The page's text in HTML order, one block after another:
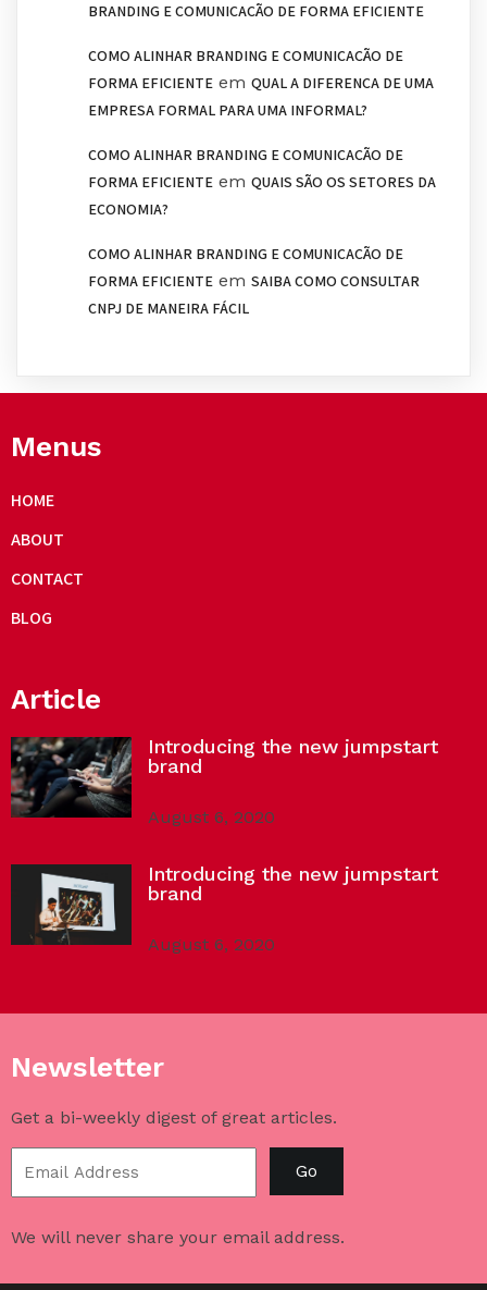
BRANDING E COMUNICAÇÃO DE FORMA EFICIENTE
COMO ALINHAR BRANDING E COMUNICAÇÃO DE
FORMA EFICIENTE em QUAL A DIFERENÇA DE UMA
EMPRESA FORMAL PARA UMA INFORMAL?
COMO ALINHAR BRANDING E COMUNICAÇÃO DE
FORMA EFICIENTE em QUAIS SÃO OS SETORES DA
ECONOMIA?
COMO ALINHAR BRANDING E COMUNICAÇÃO DE
FORMA EFICIENTE em SAIBA COMO CONSULTAR
CNPJ DE MANEIRA FÁCIL
Menus
HOME
ABOUT
CONTACT
BLOG
Article
Introducing the new jumpstart
brand
August 6, 2020
Introducing the new jumpstart
brand
August 6, 2020
Newsletter
Get a bi-weekly digest of great articles.
Go
We will never share your email address.